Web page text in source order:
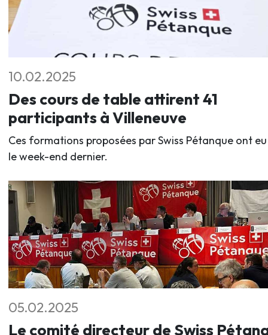
10.02.2025
Des cours de table attirent 41
participants à Villeneuve
Ces formations proposées par Swiss Pétanque ont
le week-end dernier.
05.02.2025
Le comité directeur de Swiss